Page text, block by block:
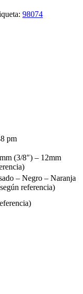
98074
pm
(3/8″) – 12mm
– Negro – Naranja
referencia)